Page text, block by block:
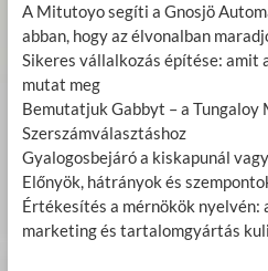
A Mitutoyo segíti a Gnosjö
abban, hogy az élvonalban
Sikeres vállalkozás építése: amit
mutat meg
Bemutatjuk Gabbyt – a Tungaloy
Szerszámválasztáshoz
Gyalogosbejáró a kiskapunál
Előnyök, hátrányok és
Értékesítés a mérnökök nyelvén:
marketing és tartalomgyártás